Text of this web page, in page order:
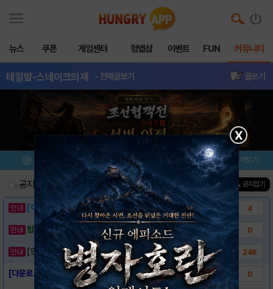
뉴스 쿠폰 게임센터 헝앱샵 이벤트 FUN 커뮤니티
테일밤-스네이크의재 - 전체글보기 글쓰기
메뉴 이벤트/미션 설치/평가 즐겨찾기
공지사항 진행중인 이벤트0 건 ▲ 공지접기
[이벤트] 웃음으로 매일매일 해피! 유머 게시.. 4
밥알이의 헝앱통신 ⑲ “밥알이, 드디어 멀티를.. 0
[안내] 헝그리앱 필수 상식! 밥알 획득 안내.. 248
[다운로드링크] - 테일밤 - 스네이크의 재탄.. 0
X